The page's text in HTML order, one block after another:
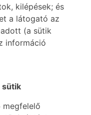
kilépések; és
a látogató az
(a sütik
információ
sütik
megfelelő